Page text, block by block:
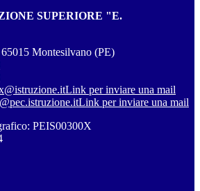
SUPERIORE "E.
Montesilvano (PE)
Link per inviare una mail
Link per inviare una mail
PEIS00300X